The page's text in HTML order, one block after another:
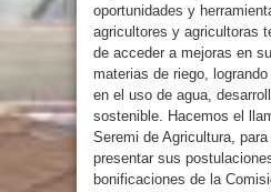
oportunidades y
agricultores y agricultoras
de acceder a mejoras en
materias de riego,
en el uso de agua,
sostenible. Hacemos el
Seremi de Agricultura,
presentar sus
bonificaciones de la